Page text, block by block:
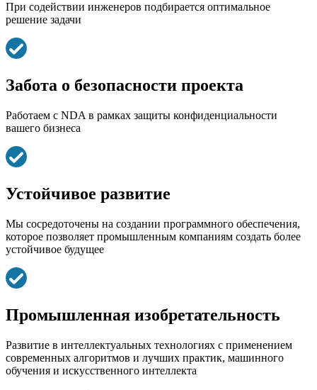
При содействии инженеров подбирается оптимальное
решение задачи
Забота о безопасности проекта
Работаем с NDA в рамках защиты конфиденциальности
вашего бизнеса
Устойчивое развитие
Мы сосредоточены на создании программного обеспечения,
которое позволяет промышленным компаниям создать более
устойчивое будущее
Промышленная изобретательность
Развитие в интеллектуальных технологиях с применением
современных алгоритмов и лучших практик, машинного
обучения и искусственного интеллекта